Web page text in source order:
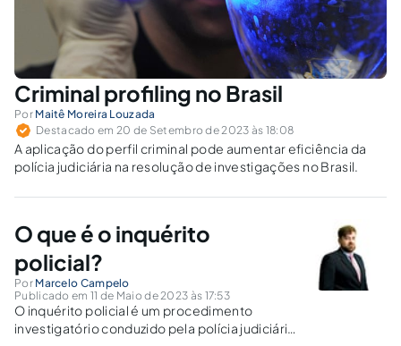
Criminal profiling no Brasil
Por Maitê Moreira Louzada
Destacado em 20 de Setembro de 2023 às 18:08
A aplicação do perfil criminal pode aumentar eficiência da
polícia judiciária na resolução de investigações no Brasil.
O que é o inquérito
policial?
Por Marcelo Campelo
Publicado em 11 de Maio de 2023 às 17:53
O inquérito policial é um procedimento
investigatório conduzido pela polícia judiciária